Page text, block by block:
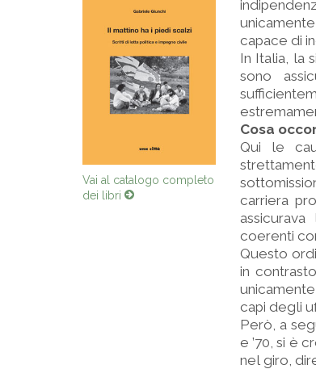
Vai al catalogo completo
dei libri
capace di
In Italia, la
sono
Cosa
Qui le
carriera
coerenti
Questo
in
capi degli
Però, a
e ’70, si è
nel giro,